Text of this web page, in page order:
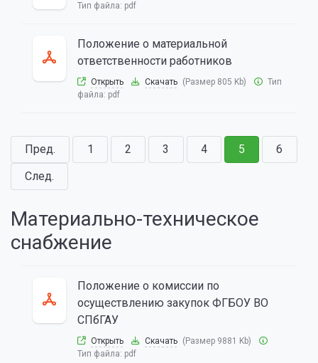
Тип файла: pdf
Положение о материальной
ответственности работников
Открыть Скачать (Размер 805 Kb)
Тип
файла: pdf
Пред. 1 2 3 4 5
6
След.
Материально-техническое
снабжение
Положение о комиссии по
осуществлению закупок ФГБОУ ВО
СПбГАУ
Открыть Скачать (Размер 9881 Kb)
Тип файла: pdf